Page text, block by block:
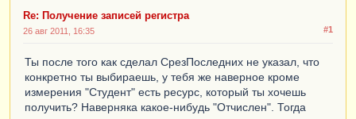
Re: Получение записей регистра
#1
26 авг 2011, 16:35
Ты после того как сделал СрезПоследних не указал, что
конкретно ты выбираешь, у тебя же наверное кроме
измерения "Студент" есть ресурс, который ты хочешь
получить? Наверняка какое-нибудь "Отчислен". Тогда